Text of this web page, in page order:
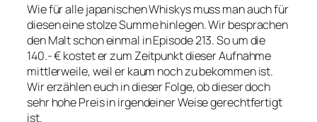
Wie für alle japanischen Whiskys muss man auch für
diesen eine stolze Summe hinlegen. Wir besprachen
den Malt schon einmal in Episode 213. So um die
140.- € kostet er zum Zeitpunkt dieser Aufnahme
mittlerweile, weil er kaum noch zu bekommen ist.
Wir erzählen euch in dieser Folge, ob dieser doch
sehr hohe Preis in irgendeiner Weise gerechtfertigt
ist.